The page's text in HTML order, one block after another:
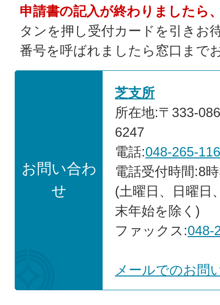
申請書の記入が終わりましたら
タンを押し受付カードを引きお
番号を呼ばれましたら窓口まで
お問い合わ
せ
芝支所
所在地:〒333-
6247
電話:048-265-
電話受付時間:8
(土曜日、日曜日
末年始を除く)
ファックス:048-
メールでのお問